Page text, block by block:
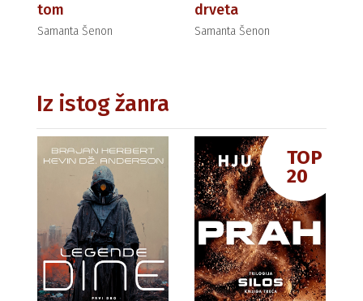
tom
Samanta Šenon
drveta
Samanta Šenon
Iz istog žanra
TOP
20